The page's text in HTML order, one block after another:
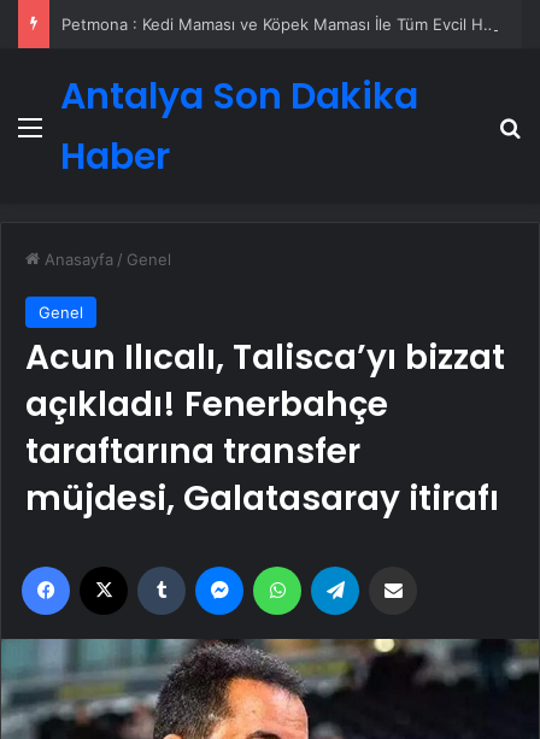
Petmona : Kedi Maması ve Köpek Maması İle Tüm Evcil Hayvan Ürünleri
Menü
Antalya Son Dakika
Haber
Anasayfa / Genel
Genel
Acun Ilıcalı, Talisca’yı bizzat
açıkladı! Fenerbahçe
taraftarına transfer
müjdesi, Galatasaray itirafı
Facebook Tumblr MessengerWhatsApp